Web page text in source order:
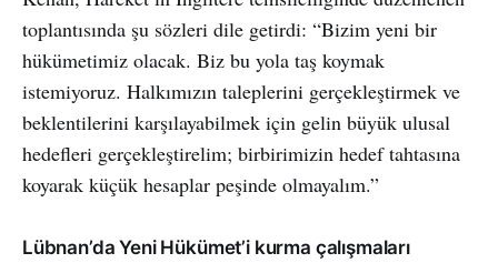
toplantısında şu sözleri dile getirdi: “Bizim yeni bir
hükümetimiz olacak. Biz bu yola taş koymak
istemiyoruz. Halkımızın taleplerini gerçekleştirmek ve
beklentilerini karşılayabilmek için gelin büyük ulusal
hedefleri gerçekleştirelim; birbirimizin hedef tahtasına
koyarak küçük hesaplar peşinde olmayalım.”
Lübnan’da Yeni Hükümet’i kurma çalışmaları